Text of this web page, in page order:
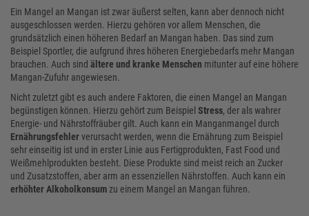
Ein Mangel an Mangan ist zwar äußerst selten, kann aber dennoch nicht
ausgeschlossen werden. Hierzu gehören vor allem Menschen, die
grundsätzlich einen höheren Bedarf an Mangan haben. Das sind zum
Beispiel Sportler, die aufgrund ihres höheren Energiebedarfs mehr Mangan
brauchen. Auch sind ältere und kranke Menschen mitunter auf eine höhere
Mangan-Zufuhr angewiesen.
Nicht zuletzt gibt es auch andere Faktoren, die einen Mangel an Mangan
begünstigen können. Hierzu gehört zum Beispiel Stress, der als wahrer
Energie- und Nährstoffräuber gilt. Auch kann ein Manganmangel durch
Ernährungsfehlerverursacht werden, wenn die Ernährung zum Beispiel
sehr einseitig ist und in erster Linie aus Fertigprodukten, Fast Food und
Weißmehlprodukten besteht. Diese Produkte sind meist reich an Zucker
und Zusatzstoffen, aber arm an essenziellen Nährstoffen. Auch kann ein
erhöhter Alkoholkonsumzu einem Mangel an Mangan führen.